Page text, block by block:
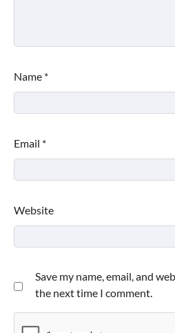
Name *
Email *
Website
Save my name, email, and
the next time I comment.